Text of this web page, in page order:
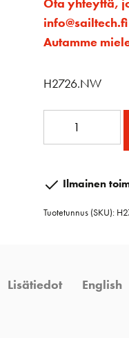
Ota yhteyttä,
Autamme
H2726.NW
Low
vaunu
Ilmainen
Tuotetunnus (SKU):
Lisätiedot English